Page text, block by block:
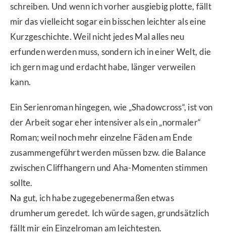
schreiben. Und wenn ich vorher ausgiebig plotte, fällt
mir das vielleicht sogar ein bisschen leichter als eine
Kurzgeschichte. Weil nicht jedes Mal alles neu
erfunden werden muss, sondern ich in einer Welt, die
ich gern mag und erdacht habe, länger verweilen
kann.
Ein Serienroman hingegen, wie „Shadowcross“, ist von
der Arbeit sogar eher intensiver als ein „normaler“
Roman; weil noch mehr einzelne Fäden am Ende
zusammengeführt werden müssen bzw. die Balance
zwischen Cliffhangern und Aha-Momenten stimmen
sollte.
Na gut, ich habe zugegebenermaßen etwas
drumherum geredet. Ich würde sagen, grundsätzlich
fällt mir ein Einzelroman am leichtesten.